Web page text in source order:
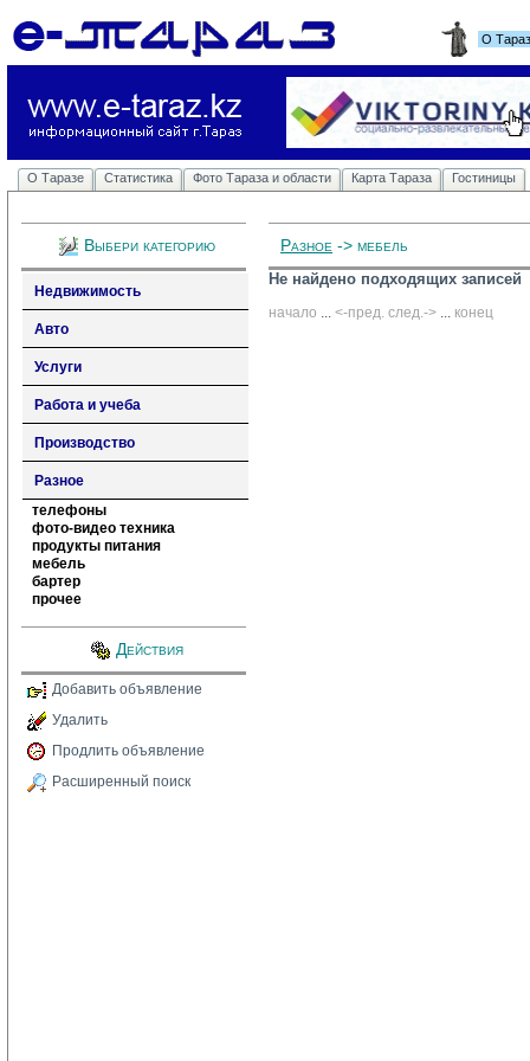
О
О Таразе Статистика Фото Тараза и области Карта Тараза Гостиницы
Выбери категорию
Недвижимость
Авто
Услуги
Работа и учеба
Производство
Разное
телефоны
фото-видео техника
продукты питания
мебель
бартер
прочее
Действия
Добавить объявление
Удалить
Продлить объявление
Расширенный поиск
Разное -> мебель
Не найдено подходящих записей
начало ... <-пред. след.-> ... конец